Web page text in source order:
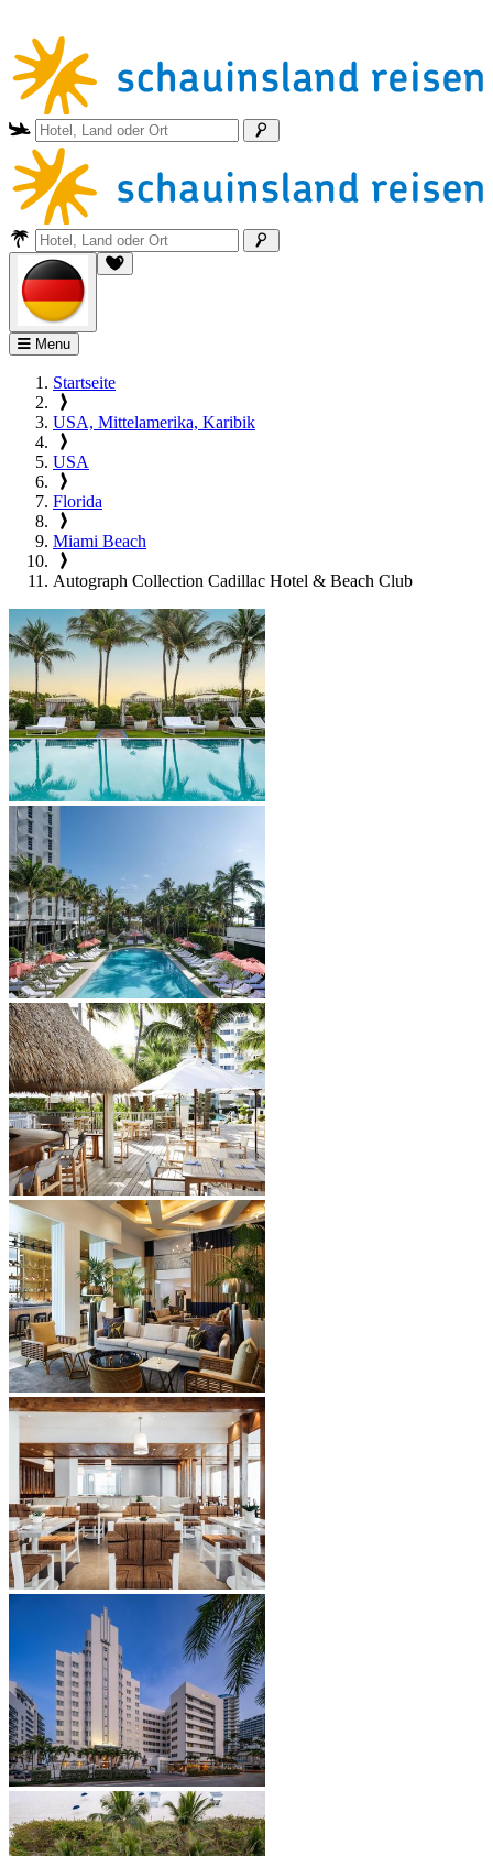
Menu
Startseite
USA, Mittelamerika, Karibik
USA
Florida
Miami Beach
Autograph Collection Cadillac Hotel & Beach Club